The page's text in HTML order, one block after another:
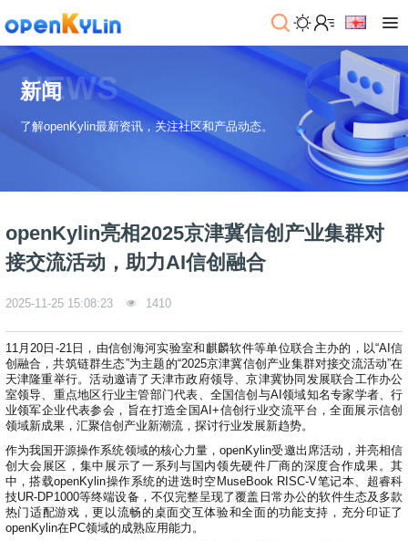
>
下
载
系
p
e
n
y
i
n
2
0
S
P
2
（
x
8
6
发
行
版
兼
衍
生
发
行
版
技
术
衍
生
发
行
>
像
资
源
镜
像
站
应
用
镜
像
社
社
区
区
绍
社
区
架
构
数
字
看
板
社
交
流
社
区
论
坛
邮
件
列
表
>
社
区
组
织
S
I
G
>
贡
献
>
社
资
新
闻
动
态
社
区
月
刊
活
>
社
区
活
动
会
员
沙
龙
>
品
牌
赛
事
>
学
学
习
资
源
在
线
课
程
文
档
>
人
才
认
证
社
开
发
>
开
发
规
范
开
发
/
>
开
发
>
支
持
>
技
术
支
持
NEWS
新闻
了解openKylin最新资讯，关注社区和产品动态。
openKylin亮相2025京津冀信创产业集群对
接交流活动，助力AI信创融合
2025-11-25 15:08:23 1410
11月20日-21日，由信创海河实验室和麒麟软件等单位联合主办的，以“AI信
创融合，共筑链群生态”为主题的“2025京津冀信创产业集群对接交流活动”在
天津隆重举行。活动邀请了天津市政府领导、京津冀协同发展联合工作办公
室领导、重点地区行业主管部门代表、全国信创与AI领域知名专家学者、行
业领军企业代表参会，旨在打造全国AI+信创行业交流平台，全面展示信创
领域新成果，汇聚信创产业新潮流，探讨行业发展新趋势。
作为我国开源操作系统领域的核心力量，openKylin受邀出席活动，并亮相信
创大会展区，集中展示了一系列与国内领先硬件厂商的深度合作成果。其
中，搭载openKylin操作系统的进迭时空MuseBook RISC-V笔记本、超睿科
技UR-DP1000等终端设备，不仅完整呈现了覆盖日常办公的软件生态及多款
热门适配游戏，更以流畅的桌面交互体验和全面的功能支持，充分印证了
openKylin在PC领域的成熟应用能力。